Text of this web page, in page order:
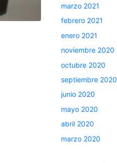
marzo 2021
febrero 2021
enero 2021
noviembre 2020
octubre 2020
septiembre 2020
junio 2020
mayo 2020
abril 2020
marzo 2020